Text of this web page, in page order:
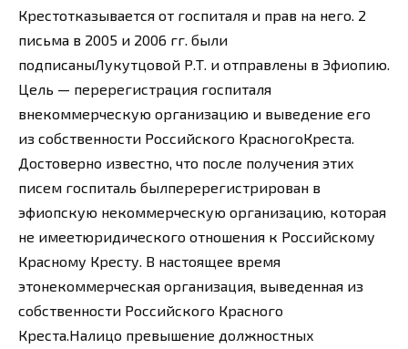
Крестотказывается от госпиталя и прав на него. 2
письма в 2005 и 2006 гг. были
подписаныЛукутцовой Р.Т. и отправлены в Эфиопию.
Цель — перерегистрация госпиталя
внекоммерческую организацию и выведение его
из собственности Российского КрасногоКреста.
Достоверно известно, что после получения этих
писем госпиталь былперерегистрирован в
эфиопскую некоммерческую организацию, которая
не имеетюридического отношения к Российскому
Красному Кресту. В настоящее время
этонекоммерческая организация, выведенная из
собственности Российского Красного
Креста.Налицо превышение должностных